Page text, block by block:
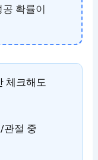
확률이
체크해도
관절 중